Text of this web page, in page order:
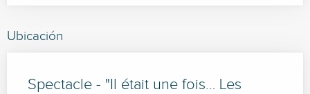
Ubicación
Spectacle - "Il était une fois… Les